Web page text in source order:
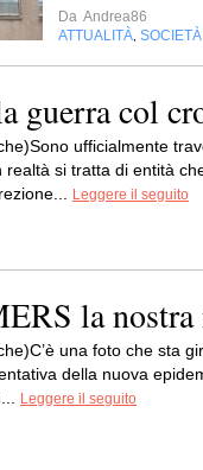
Da Andrea86
ATTUALITÀ SOCIETÀ
guerra col
ufficialmente
realtà si tratta di entità
Leggere il seguito
la nostra
una foto che sta
della nuova
Leggere il seguito